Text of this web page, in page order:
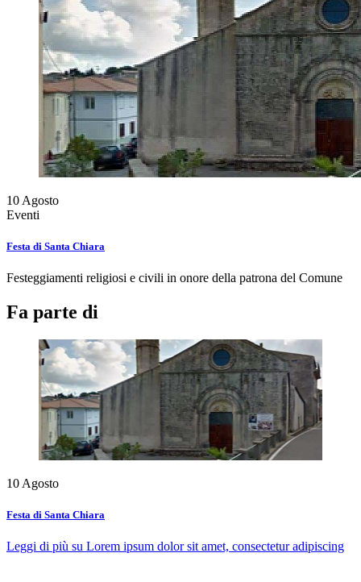
10 Agosto
Eventi
Festa di Santa Chiara
Festeggiamenti religiosi e civili in onore della patrona del Comune
Fa parte di
10 Agosto
Festa di Santa Chiara
Leggi di più su Lorem ipsum dolor sit amet, consectetur adipiscing